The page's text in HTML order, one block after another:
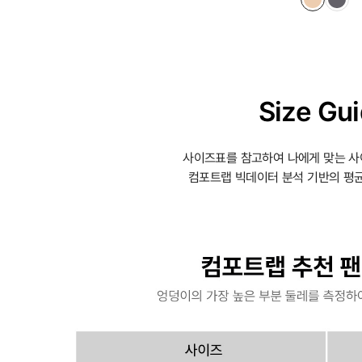
Size
사이즈표를 참고하여 나에게 맞는
컴포트랩 빅데이터 분석 기반의 평